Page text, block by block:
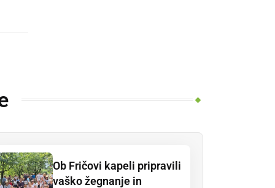
Ob Fričovi kapeli pripravili
vaško žegnanje in